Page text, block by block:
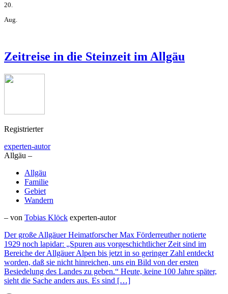
20.
Aug.
Zeitreise in die Steinzeit im Allgäu
Registrierter
experten-autor
Allgäu –
Allgäu
Familie
Gebiet
Wandern
– von Tobias Klöck experten-autor
Der große Allgäuer Heimatforscher Max Förderreuther notierte
1929 noch lapidar: „Spuren aus vorgeschichtlicher Zeit sind im
Bereiche der Allgäuer Alpen bis jetzt in so geringer Zahl entdeckt
worden, daß sie nicht hinreichen, uns ein Bild von der ersten
Besiedelung des Landes zu geben.“ Heute, keine 100 Jahre später,
sieht die Sache anders aus. Es sind […]